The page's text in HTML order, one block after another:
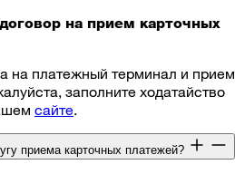
на прием карточных
на платежный терминал и прием
заполните ходатайство
сайте.
приема карточных платежей?